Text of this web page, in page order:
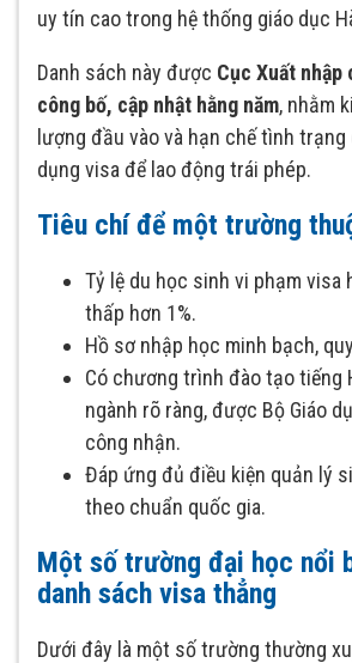
uy tín cao trong hệ thống giáo dục
Danh sách này được Cục Xuất nhập
công bố, cập nhật hằng năm, nhằm
lượng đầu vào và hạn chế tình
dụng visa để lao động trái phép.
Tiêu chí để một trường
Tỷ lệ du học sinh vi phạm visa
thấp hơn 1%.
Hồ sơ nhập học minh bạch,
Có chương trình đào tạo tiếng
ngành rõ ràng, được Bộ Giáo
công nhận.
Đáp ứng đủ điều kiện quản lý
theo chuẩn quốc gia.
Một số trường đại học nổi
danh sách visa thẳng
Dưới đây là một số trường thường